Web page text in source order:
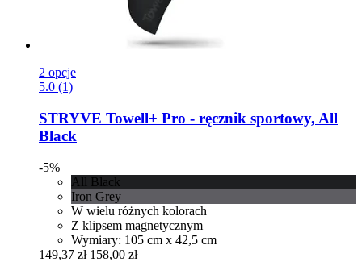
2 opcje
5.0 (1)
STRYVE Towell+ Pro -​ ręcznik sportowy, All
Black
-5%
All Black
Iron Grey
W wielu różnych kolorach
Z klipsem magnetycznym
Wymiary: 105 cm x 42,5 cm
149,37 zł 158,00 zł